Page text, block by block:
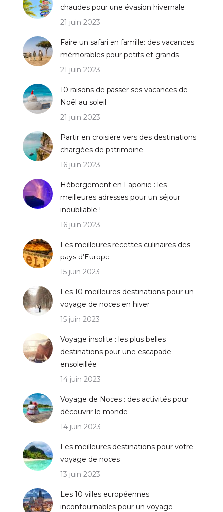
chaudes pour une évasion hivernale
21 juin 2023
Faire un safari en famille: des vacances
mémorables pour petits et grands
21 juin 2023
10 raisons de passer ses vacances de
Noël au soleil
21 juin 2023
Partir en croisière vers des destinations
chargées de patrimoine
16 juin 2023
Hébergement en Laponie : les
meilleures adresses pour un séjour
inoubliable !
16 juin 2023
Les meilleures recettes culinaires des
pays d’Europe
15 juin 2023
Les 10 meilleures destinations pour un
voyage de noces en hiver
15 juin 2023
Voyage insolite : les plus belles
destinations pour une escapade
ensoleillée
14 juin 2023
Voyage de Noces : des activités pour
découvrir le monde
14 juin 2023
Les meilleures destinations pour votre
voyage de noces
13 juin 2023
Les 10 villes européennes
incontournables pour un voyage